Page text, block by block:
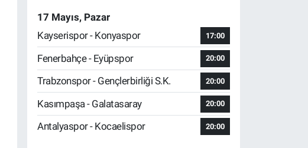
17 Mayıs, Pazar
Kayserispor - Konyaspor
17:00
Fenerbahçe - Eyüpspor 20:00
Trabzonspor - Gençlerbirliği S.K. 20:00
Kasımpaşa - Galatasaray 20:00
Antalyaspor - Kocaelispor 20:00